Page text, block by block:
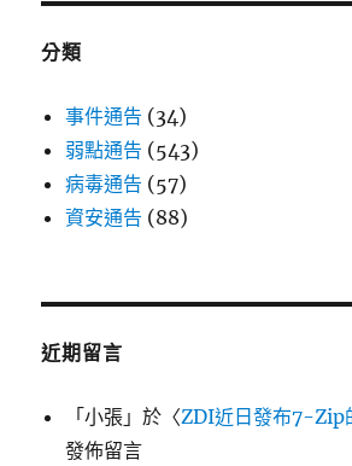
分類
事件通告 (34)
弱點通告 (543)
病毒通告 (57)
資安通告 (88)
近期留言
「小張 」於〈ZDI近日發布7-Zip
發佈留言